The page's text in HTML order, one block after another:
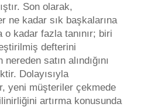
Son olarak,
ne kadar sık başkalarına
kadar fazla tanınır; biri
defterini
satın alındığını
Dolayısıyla
yeni müşteriler çekmede
artırma konusunda